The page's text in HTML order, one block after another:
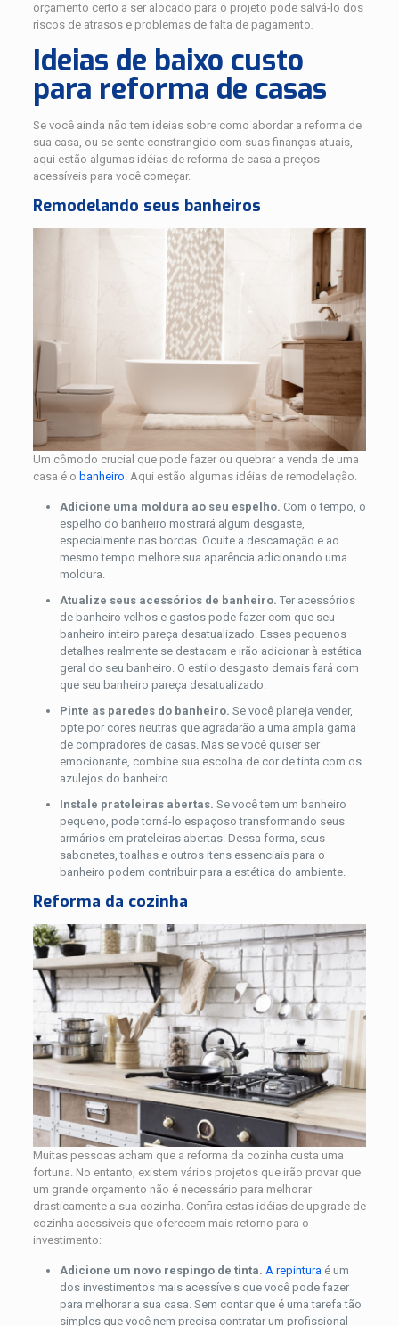
orçamento certo a ser alocado para o projeto pode salvá-lo dos
riscos de atrasos e problemas de falta de pagamento.
Ideias de baixo custo
para reforma de casas
Se você ainda não tem ideias sobre como abordar a reforma de
sua casa, ou se sente constrangido com suas finanças atuais,
aqui estão algumas idéias de reforma de casa a preços
acessíveis para você começar.
Remodelando seus banheiros
Um cômodo crucial que pode fazer ou quebrar a venda de uma
casa é o banheiro. Aqui estão algumas idéias de remodelação.
Adicione uma moldura ao seu espelho. Com o tempo, o
espelho do banheiro mostrará algum desgaste,
especialmente nas bordas. Oculte a descamação e ao
mesmo tempo melhore sua aparência adicionando uma
moldura.
Atualize seus acessórios de banheiro. Ter acessórios
de banheiro velhos e gastos pode fazer com que seu
banheiro inteiro pareça desatualizado. Esses pequenos
detalhes realmente se destacam e irão adicionar à estética
geral do seu banheiro. O estilo desgasto demais fará com
que seu banheiro pareça desatualizado.
Pinte as paredes do banheiro. Se você planeja vender,
opte por cores neutras que agradarão a uma ampla gama
de compradores de casas. Mas se você quiser ser
emocionante, combine sua escolha de cor de tinta com os
azulejos do banheiro.
Instale prateleiras abertas. Se você tem um banheiro
pequeno, pode torná-lo espaçoso transformando seus
armários em prateleiras abertas. Dessa forma, seus
sabonetes, toalhas e outros itens essenciais para o
banheiro podem contribuir para a estética do ambiente.
Reforma da cozinha
Muitas pessoas acham que a reforma da cozinha custa uma
fortuna. No entanto, existem vários projetos que irão provar que
um grande orçamento não é necessário para melhorar
drasticamente a sua cozinha. Confira estas idéias de upgrade de
cozinha acessíveis que oferecem mais retorno para o
investimento:
Adicione um novo respingo de tinta. A repinturaé um
dos investimentos mais acessíveis que você pode fazer
para melhorar a sua casa. Sem contar que é uma tarefa tão
simples que você nem precisa contratar um profissional